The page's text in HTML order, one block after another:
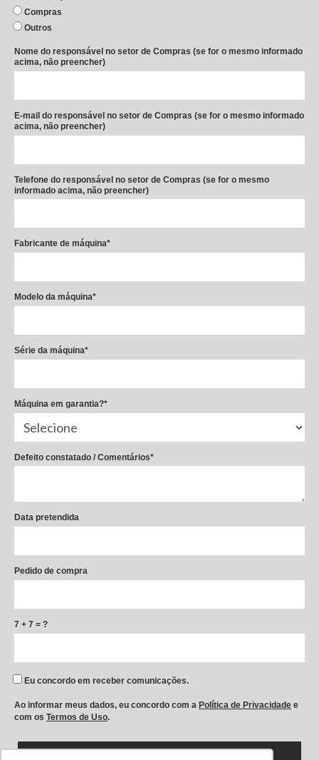
Compras
Outros
Nome do responsável no setor de Compras (se for o mesmo informado
acima, não preencher)
E-mail do responsável no setor de Compras (se for o mesmo informado
acima, não preencher)
Telefone do responsável no setor de Compras (se for o mesmo
informado acima, não preencher)
Fabricante de máquina*
Modelo da máquina*
Série da máquina*
Máquina em garantia?*
Defeito constatado / Comentários*
Data pretendida
Pedido de compra
7 + 7 = ?
Eu concordo em receber comunicações.
Ao informar meus dados, eu concordo com a Política de Privacidade e
com os Termos de Uso.